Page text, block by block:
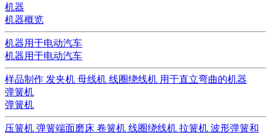
机器
机器概览
机器用于电动汽车
机器用于电动汽车
样品制作 发夹机 母线机 线圈绕线机 用于直立弯曲的机器
弹簧机
弹簧机
压簧机 弹簧端面磨床 卷簧机 线圈绕线机 拉簧机 波形弹簧和